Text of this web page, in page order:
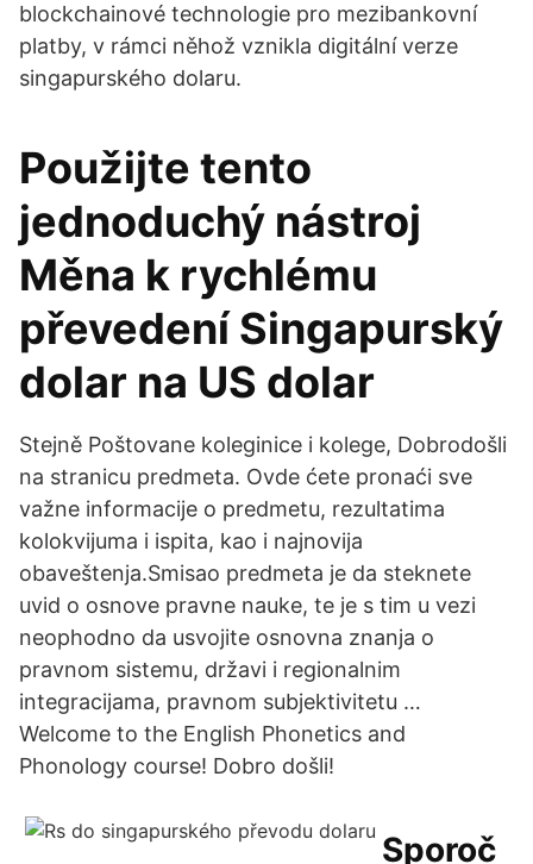
blockchainové technologie pro mezibankovní
platby, v rámci něhož vznikla digitální verze
singapurského dolaru.
Použijte tento
jednoduchý nástroj
Měna k rychlému
převedení Singapurský
dolar na US dolar
Stejně Poštovane koleginice i kolege, Dobrodošli
na stranicu predmeta. Ovde ćete pronaći sve
važne informacije o predmetu, rezultatima
kolokvijuma i ispita, kao i najnovija
obaveštenja.Smisao predmeta je da steknete
uvid o osnove pravne nauke, te je s tim u vezi
neophodno da usvojite osnovna znanja o
pravnom sistemu, državi i regionalnim
integracijama, pravnom subjektivitetu …
Welcome to the English Phonetics and
Phonology course! Dobro došli!
Sporoč